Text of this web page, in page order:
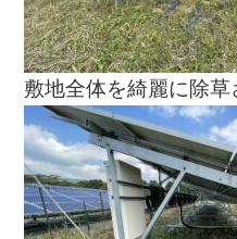
敷地全体を綺麗に除草